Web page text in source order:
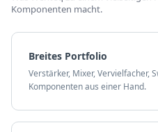
Komponenten macht.
Breites Portfolio
Verstärker, Mixer, Vervielfacher,
Komponenten aus einer Hand.